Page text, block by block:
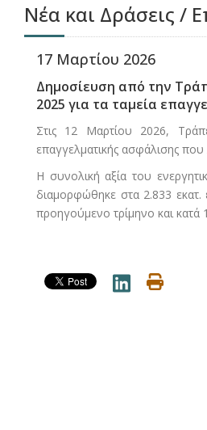
Νέα και Δράσεις /
17 Μαρτίου 2026
Δημοσίευση από την
2025 για τα ταμεία
Στις 12 Μαρτίου 2026,
επαγγελματικής ασφάλισης
Η συνολική αξία του
διαμορφώθηκε στα 2.833 εκατ.
προηγούμενο τρίμηνο και κατά